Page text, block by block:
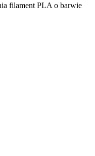
filament PLA o barwie